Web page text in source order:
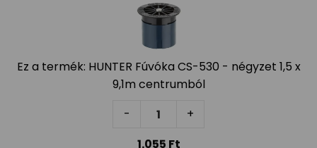
Ez a termék: HUNTER Fúvóka CS-530 - négyzet 1,5 x
9,1m centrumból
-
HUNTER Fúvóka CS-530 -
+
1.055 Ft